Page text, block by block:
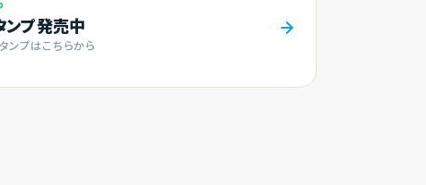
プ発売中
ンプはこちらから